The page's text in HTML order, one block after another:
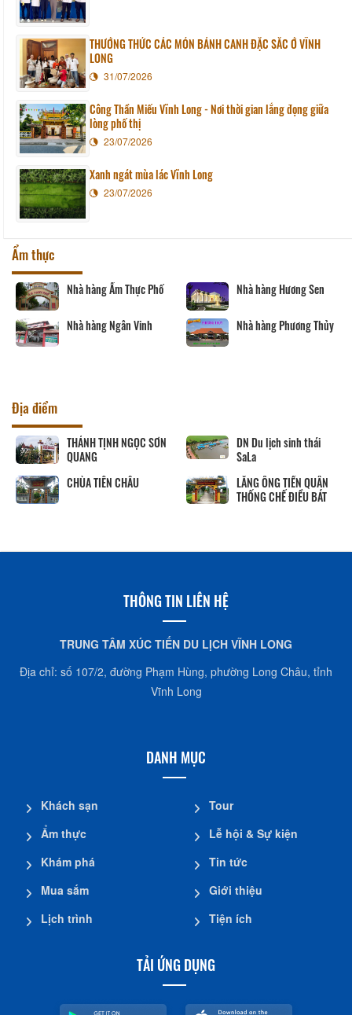
THƯỞNG THỨC CÁC MÓN BÁNH CANH ĐẶC SẮC Ở VĨNH
LONG
31/07/2026
Công Thần Miếu Vĩnh Long - Nơi thời gian lắng đọng giữa
lòng phố thị
23/07/2026
Xanh ngát mùa lác Vĩnh Long
23/07/2026
Ẩm thực
Nhà hàng Ẩm Thực Phố Nhà hàng Hương Sen
Nhà hàng Ngân Vinh Nhà hàng Phương Thủy
Địa điểm
THÁNH TỊNH NGỌC SƠN
QUANG
DN Du lịch sinh thái
SaLa
CHÙA TIÊN CHÂU
LĂNG ÔNG TIỀN QUÂN
THỐNG CHẾ ĐIỀU BÁT
THÔNG TIN LIÊN HỆ
TRUNG TÂM XÚC TIẾN DU LỊCH VĨNH LONG
Địa chỉ: số 107/2, đường Phạm Hùng, phường Long Châu, tỉnh
Vĩnh Long
DANH MỤC
Khách sạn
Ẩm thực
Khám phá
Mua sắm
Lịch trình
Tour
Lễ hội & Sự kiện
Tin tức
Giới thiệu
Tiện ích
TẢI ỨNG DỤNG